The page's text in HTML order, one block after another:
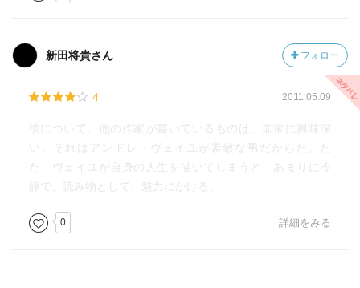
新田将貴さん フォロー
4 2011.05.09
彼について、他の作家が書いているものは、非常に興味深
い。それはアンドレ・ヴェイユが素敵な男だからだ。た
だ、ヴェイユが自身の人生を描いてしまうと、あまりに冷
静で、読み物として、魅力にかける。
0 詳細をみる